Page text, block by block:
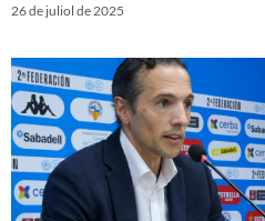
26 de juliol de 2025